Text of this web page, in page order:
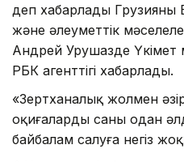
деп хабарлады Грузияның
және әлеуметтік
Андрей Урушазде Үкімет
РБК агенттігі хабарлады.
«Зертханалық жолмен
оқиғалардың саны одан
байбалам салуға негіз